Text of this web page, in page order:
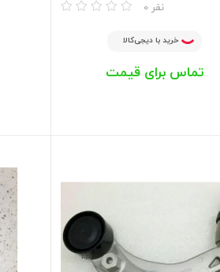
0 نفر
خرید با دیجی‌کالا
تماس برای قیمت